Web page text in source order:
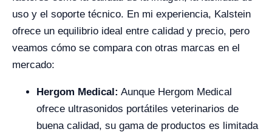
uso y el soporte técnico. En mi experiencia, Kalstein
ofrece un equilibrio ideal entre calidad y precio, pero
veamos cómo se compara con otras marcas en el
mercado:
Hergom Medical: Aunque Hergom Medical
ofrece ultrasonidos portátiles veterinarios de
buena calidad, su gama de productos es limitada